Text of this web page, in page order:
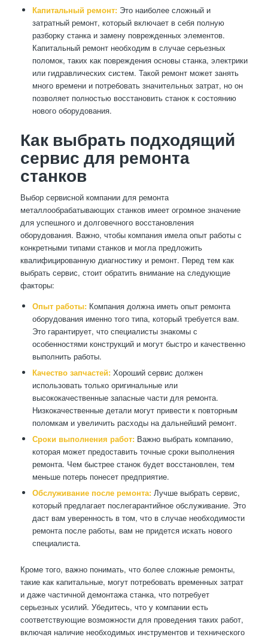
Капитальный ремонт:Это наиболее сложный и
затратный ремонт, который включает в себя полную
разборку станка и замену поврежденных элементов.
Капитальный ремонт необходим в случае серьезных
поломок, таких как повреждения основы станка, электрики
или гидравлических систем. Такой ремонт может занять
много времени и потребовать значительных затрат, но он
позволяет полностью восстановить станок к состоянию
нового оборудования.
Как выбрать подходящий
сервис для ремонта
станков
Выбор сервисной компании для ремонта
металлообрабатывающих станков имеет огромное значение
для успешного и долговечного восстановления
оборудования. Важно, чтобы компания имела опыт работы с
конкретными типами станков и могла предложить
квалифицированную диагностику и ремонт. Перед тем как
выбрать сервис, стоит обратить внимание на следующие
факторы:
Опыт работы:Компания должна иметь опыт ремонта
оборудования именно того типа, который требуется вам.
Это гарантирует, что специалисты знакомы с
особенностями конструкций и могут быстро и качественно
выполнить работы.
Качество запчастей:Хороший сервис должен
использовать только оригинальные или
высококачественные запасные части для ремонта.
Низкокачественные детали могут привести к повторным
поломкам и увеличить расходы на дальнейший ремонт.
Сроки выполнения работ:Важно выбрать компанию,
которая может предоставить точные сроки выполнения
ремонта. Чем быстрее станок будет восстановлен, тем
меньше потерь понесет предприятие.
Обслуживание после ремонта:Лучше выбрать сервис,
который предлагает послегарантийное обслуживание. Это
даст вам уверенность в том, что в случае необходимости
ремонта после работы, вам не придется искать нового
специалиста.
Кроме того, важно понимать, что более сложные ремонты,
такие как капитальные, могут потребовать временных затрат
и даже частичной демонтажа станка, что потребует
серьезных усилий. Убедитесь, что у компании есть
соответствующие возможности для проведения таких работ,
включая наличие необходимых инструментов и технического